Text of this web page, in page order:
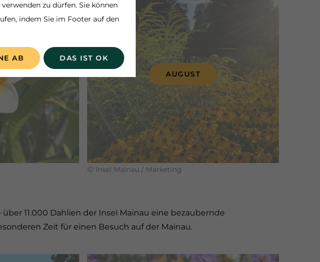
zu dürfen. Sie können
indem Sie im Footer auf den
AB DAS IST OK
© Insel Mainau / Marketing
AUGUST
11.000 Dahlien der Insel Mainau eine bezaubernde
Zeit für einen Besuch auf der Mainau.